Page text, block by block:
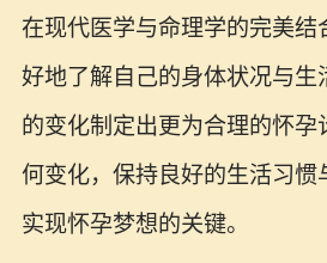
在现代医学与命理学的完美结
好地了解自己的身体状况与生
的变化制定出更为合理的怀孕
何变化，保持良好的生活习惯
实现怀孕梦想的关键。